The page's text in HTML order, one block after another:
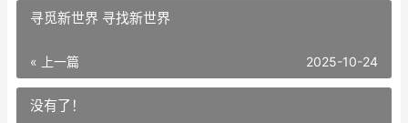
寻觅新世界 寻找新世界
« 上一篇 2025-10-24
没有了！